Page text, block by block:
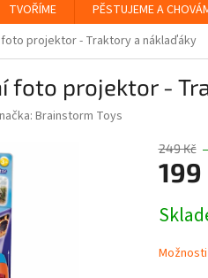
TVOŘÍME PĚSTUJEME A
projektor - Traktory a náklaďáky
foto projektor -
Brainstorm Toys
249 Kč
199
cena: